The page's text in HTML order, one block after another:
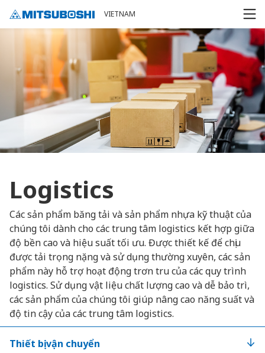
VIETNAM
Logistics
Các sản phẩm băng tải và sản phẩm nhựa kỹ thuật của
chúng tôi dành cho các trung tâm logistics kết hợp giữa
độ bền cao và hiệu suất tối ưu. Được thiết kế để chịu
được tải trọng nặng và sử dụng thường xuyên, các sản
phẩm này hỗ trợ hoạt động trơn tru của các quy trình
logistics. Sử dụng vật liệu chất lượng cao và dễ bảo trì,
các sản phẩm của chúng tôi giúp nâng cao năng suất và
độ tin cậy của các trung tâm logistics.
Thiết bị vận chuyển
Cookieの設定